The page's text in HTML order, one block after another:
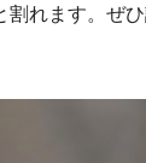
割れます。ぜ